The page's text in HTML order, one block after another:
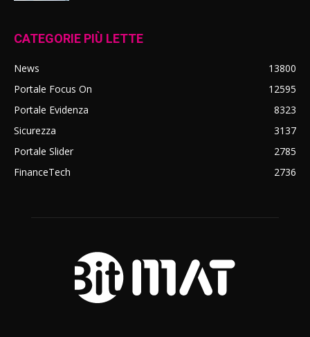
CATEGORIE PIÙ LETTE
News
13800
Portale Focus On
12595
Portale Evidenza
8323
Sicurezza
3137
Portale Slider
2785
FinanceTech
2736